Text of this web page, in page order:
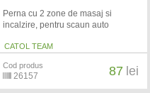
Perna cu 2 zone de masaj si
incalzire, pentru scaun auto
CATOL TEAM
Cod produs
26157 87 lei